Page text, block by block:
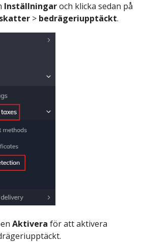
Inställningaroch klicka sedan på
> bedrägeriupptäckt.
Aktivera för att aktivera